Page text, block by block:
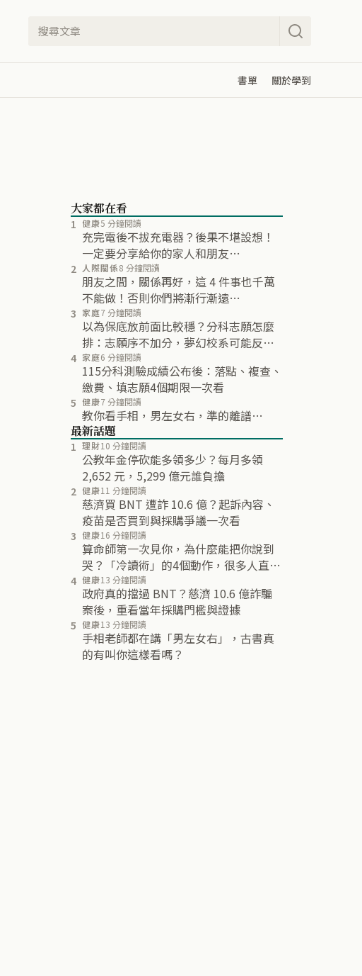
書單 關於學到
大家都在看
1 健康5 分鐘閱讀
充完電後不拔充電器？後果不堪設想！
一定要分享給你的家人和朋友…
2 人際關係8 分鐘閱讀
朋友之間，關係再好，這 4 件事也千萬
不能做！否則你們將漸行漸遠…
3 家庭7 分鐘閱讀
以為保底放前面比較穩？分科志願怎麼
排：志願序不加分，夢幻校系可能反而
不再分發
4 家庭6 分鐘閱讀
115分科測驗成績公布後：落點、複查、
繳費、填志願4個期限一次看
5 健康7 分鐘閱讀
教你看手相，男左女右，準的離譜…
最新話題
1 理財10 分鐘閱讀
公教年金停砍能多領多少？每月多領
2,652 元，5,299 億元誰負擔
2 健康11 分鐘閱讀
慈濟買 BNT 遭詐 10.6 億？起訴內容、
疫苗是否買到與採購爭議一次看
3 健康16 分鐘閱讀
算命師第一次見你，為什麼能把你說到
哭？「冷讀術」的4個動作，很多人直到
最後都沒發現
4 健康13 分鐘閱讀
政府真的擋過 BNT？慈濟 10.6 億詐騙
案後，重看當年採購門檻與證據
5 健康13 分鐘閱讀
手相老師都在講「男左女右」，古書真
的有叫你這樣看嗎？